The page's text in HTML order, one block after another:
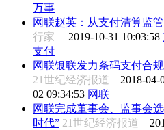
万事
网联赵英：从支付清算监
行家 2019-10-31 10:03:58
支付
网联银联发力条码支付合
21世纪经济报道 2018-04-
02 09:34:53 网联
网联完成董事会、监事会
时代” 21世纪经济报道